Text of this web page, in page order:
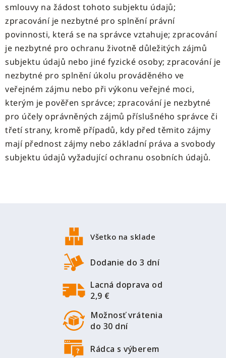
smlouvy na žádost tohoto subjektu údajů;
zpracování je nezbytné pro splnění právní
povinnosti, která se na správce vztahuje; zpracování
je nezbytné pro ochranu životně důležitých zájmů
subjektu údajů nebo jiné fyzické osoby; zpracování je
nezbytné pro splnění úkolu prováděného ve
veřejném zájmu nebo při výkonu veřejné moci,
kterým je pověřen správce; zpracování je nezbytné
pro účely oprávněných zájmů příslušného správce či
třetí strany, kromě případů, kdy před těmito zájmy
mají přednost zájmy nebo základní práva a svobody
subjektu údajů vyžadující ochranu osobních údajů.
Všetko na sklade
Dodanie do 3 dní
Lacná doprava od
2,9 €
Možnosť vrátenia
do 30 dní
Rádca s výberem